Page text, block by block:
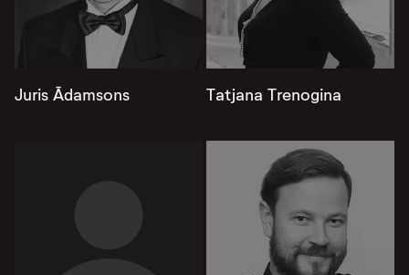
Juris Ādamsons Tatjana Trenogina